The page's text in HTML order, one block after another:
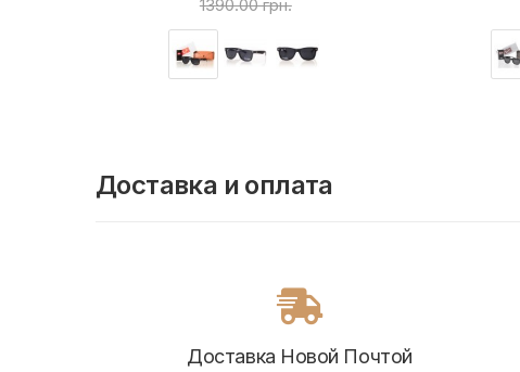
1390.00 грн.
Доставка и оплата
Доставка Новой Почтой